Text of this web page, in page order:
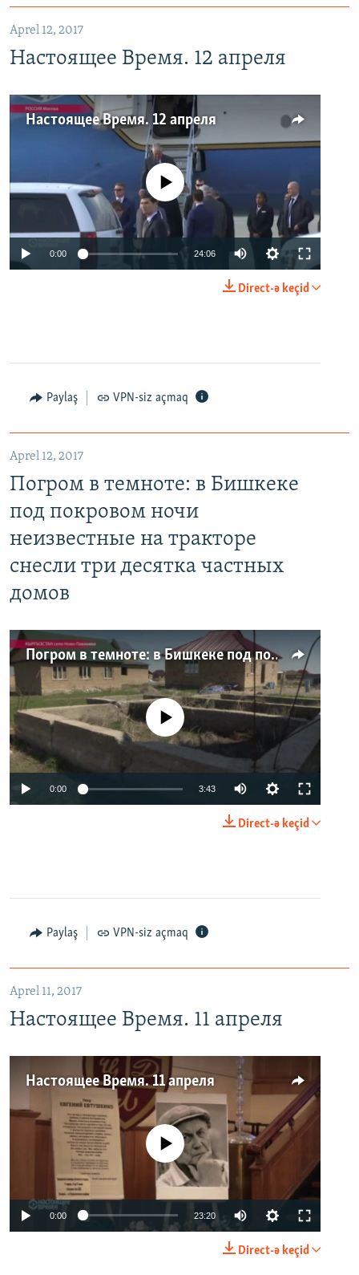
Aprel 12, 2017
Настоящее Время. 12 апреля
Настоящее Время. 12 апреля
No media source currently available
0:00 24:06
Direct-ə keçid
Paylaş VPN-siz açmaq
Aprel 12, 2017
Погром в темноте: в Бишкеке
под покровом ночи
неизвестные на тракторе
снесли три десятка частных
домов
Погром в темноте: в Бишкеке под покровом ночи неизвестные на тракторе снесли три десятка частных домов
No media source currently available
0:00 3:43
Direct-ə keçid
Paylaş VPN-siz açmaq
Aprel 11, 2017
Настоящее Время. 11 апреля
Настоящее Время. 11 апреля
No media source currently available
0:00 23:20
Direct-ə keçid